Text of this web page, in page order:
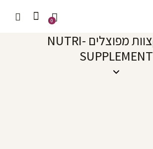
0
סרום קצוות מפוצלים NUTRI-
SUPPLEMENT